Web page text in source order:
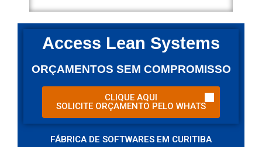
Access Lean Systems
ORÇAMENTOS SEM COMPROMISSO
CLIQUE AQUI
SOLICITE ORÇAMENTO PELO WHATS
FÁBRICA DE SOFTWARES​ EM CURITIBA